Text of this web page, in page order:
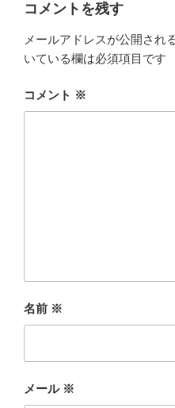
コメントを残す
メールアドレスが公開され
いている欄は必須項目です
コメント ※
名前 ※
メール ※